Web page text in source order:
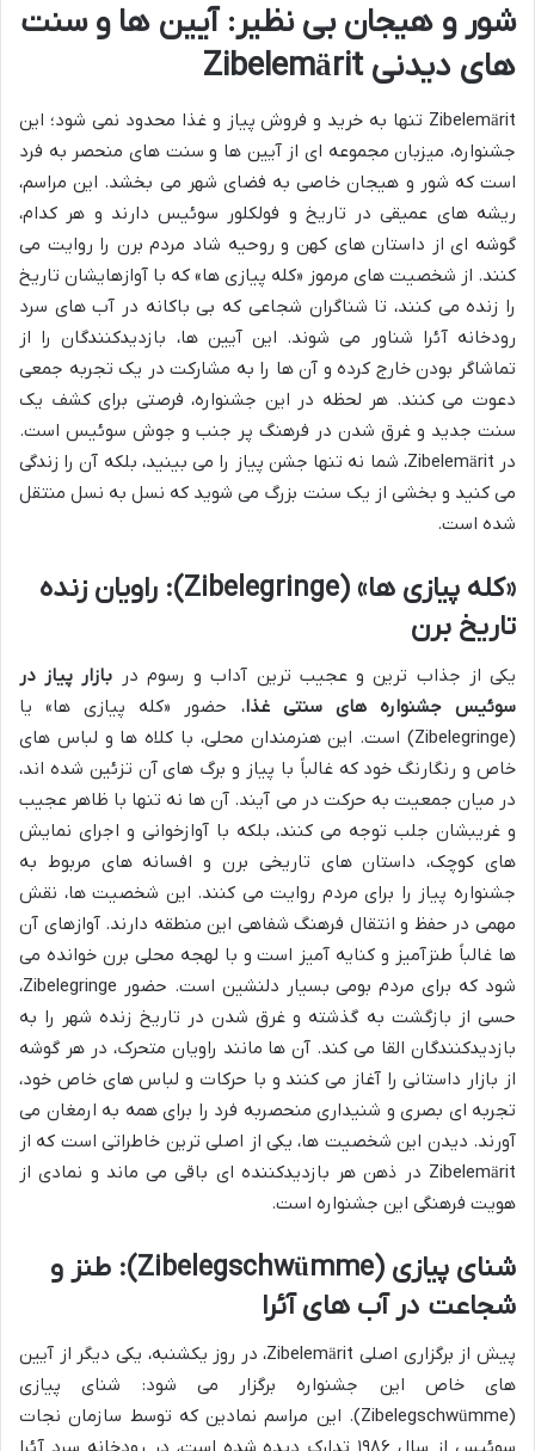
شور و هیجان بی نظیر: آیین ها و سنت
های دیدنی Zibelemärit
Zibelemärit تنها به خرید و فروش پیاز و غذا محدود نمی شود؛ این
جشنواره، میزبان مجموعه ای از آیین ها و سنت های منحصر به فرد
است که شور و هیجان خاصی به فضای شهر می بخشد. این مراسم،
ریشه های عمیقی در تاریخ و فولکلور سوئیس دارند و هر کدام،
گوشه ای از داستان های کهن و روحیه شاد مردم برن را روایت می
کنند. از شخصیت های مرموز «کله پیازی ها» که با آوازهایشان تاریخ
را زنده می کنند، تا شناگران شجاعی که بی باکانه در آب های سرد
رودخانه آئرا شناور می شوند. این آیین ها، بازدیدکنندگان را از
تماشاگر بودن خارج کرده و آن ها را به مشارکت در یک تجربه جمعی
دعوت می کنند. هر لحظه در این جشنواره، فرصتی برای کشف یک
سنت جدید و غرق شدن در فرهنگ پر جنب و جوش سوئیس است.
در Zibelemärit، شما نه تنها جشن پیاز را می بینید، بلکه آن را زندگی
می کنید و بخشی از یک سنت بزرگ می شوید که نسل به نسل منتقل
شده است.
«کله پیازی ها» (Zibelegringe): راویان زنده
تاریخ برن
یکی از جذاب ترین و عجیب ترین آداب و رسوم در بازار پیاز در
سوئیس جشنواره های سنتی غذا، حضور «کله پیازی ها» یا
(Zibelegringe) است. این هنرمندان محلی، با کلاه ها و لباس های
خاص و رنگارنگ خود که غالباً با پیاز و برگ های آن تزئین شده اند،
در میان جمعیت به حرکت در می آیند. آن ها نه تنها با ظاهر عجیب
و غریبشان جلب توجه می کنند، بلکه با آوازخوانی و اجرای نمایش
های کوچک، داستان های تاریخی برن و افسانه های مربوط به
جشنواره پیاز را برای مردم روایت می کنند. این شخصیت ها، نقش
مهمی در حفظ و انتقال فرهنگ شفاهی این منطقه دارند. آوازهای آن
ها غالباً طنزآمیز و کنایه آمیز است و با لهجه محلی برن خوانده می
شود که برای مردم بومی بسیار دلنشین است. حضور Zibelegringe،
حسی از بازگشت به گذشته و غرق شدن در تاریخ زنده شهر را به
بازدیدکنندگان القا می کند. آن ها مانند راویان متحرک، در هر گوشه
از بازار داستانی را آغاز می کنند و با حرکات و لباس های خاص خود،
تجربه ای بصری و شنیداری منحصربه فرد را برای همه به ارمغان می
آورند. دیدن این شخصیت ها، یکی از اصلی ترین خاطراتی است که از
Zibelemärit در ذهن هر بازدیدکننده ای باقی می ماند و نمادی از
هویت فرهنگی این جشنواره است.
شنای پیازی (Zibelegschwümme): طنز و
شجاعت در آب های آئرا
پیش از برگزاری اصلی Zibelemärit، در روز یکشنبه، یکی دیگر از آیین
های خاص این جشنواره برگزار می شود: شنای پیازی
(Zibelegschwümme). این مراسم نمادین که توسط سازمان نجات